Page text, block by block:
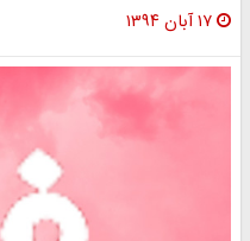
۱۷ آبان ۱۳۹۴